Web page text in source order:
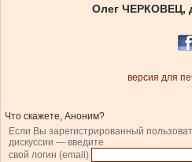
Олег ЧЕРКОВЕЦ,
версия для
Что скажете, Аноним?
Если Вы зарегистрированный
дискуссии — введите
свой логин (email)